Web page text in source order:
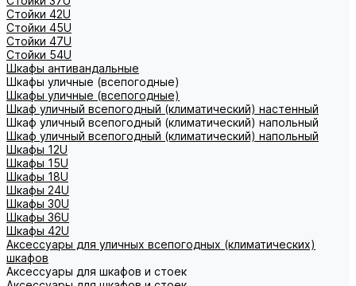
Стойки 42U
Стойки 45U
Стойки 47U
Стойки 54U
Шкафы антивандальные
Шкафы уличные (всепогодные)
Шкафы уличные (всепогодные)
Шкаф уличный всепогодный (климатический) настенный
Шкаф уличный всепогодный (климатический) напольный
Шкаф уличный всепогодный (климатический) напольный
Шкафы 12U
Шкафы 15U
Шкафы 18U
Шкафы 24U
Шкафы 30U
Шкафы 36U
Шкафы 42U
Аксессуары для уличных всепогодных (климатических)
шкафов
Аксессуары для шкафов и стоек